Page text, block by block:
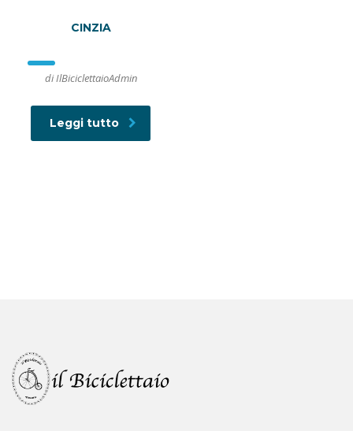
CINZIA
di IlBiciclettaioAdmin
Leggi tutto